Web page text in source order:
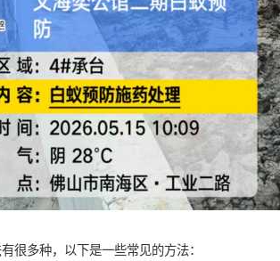
很多种，以下是一些常见的方法：